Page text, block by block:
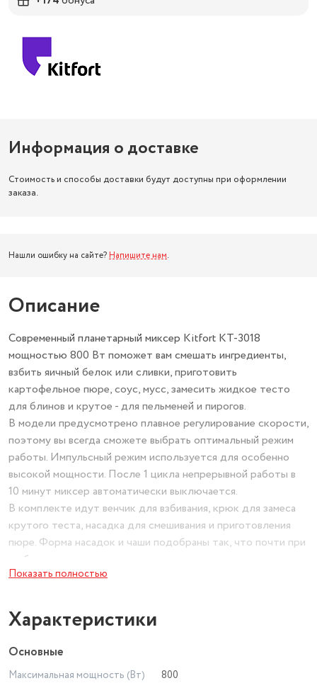
Информация о доставке
Стоимость и способы доставки будут доступны при оформлении
заказа.
Нашли ошибку на сайте? Напишите нам.
Описание
Современный планетарный миксер Kitfort КТ-3018
мощностью 800 Вт поможет вам смешать ингредиенты,
взбить яичный белок или сливки, приготовить
картофельное пюре, соус, мусс, замесить жидкое тесто
для блинов и крутое - для пельменей и пирогов.
В модели предусмотрено плавное регулирование скорости,
поэтому вы всегда сможете выбрать оптимальный режим
работы. Импульсный режим используется для особенно
высокой мощности. После 1 цикла непрерывной работы в
10 минут миксер автоматически выключается.
В комплекте идут венчик для взбивания, крюк для замеса
крутого теста, насадка для смешивания и приготовления
пюре. Форма насадок и чаши подобраны так, что почти при
любом количестве продуктов насадка качественно их
перемешает.
прочная и в ней можно смешивать даже горячие
ингредиенты. Она укомплектована защитной крышкой с
загрузочным отверстием, через которое можно добавлять
В комплекте с планетарным миксером, помимо насадок,
Показать полностью
Характеристики
Основные
Максимальная мощность (Вт)
800